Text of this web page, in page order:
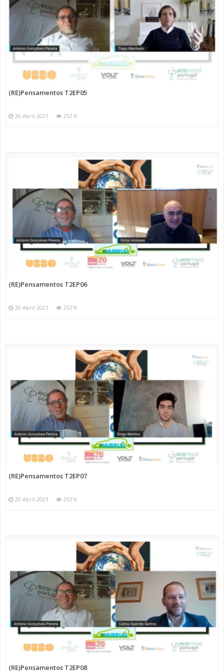
(RE)Pensamentos T2EP05
20 Abril 2021 257 K
(RE)Pensamentos T2EP06
20 Abril 2021 257 K
(RE)Pensamentos T2EP07
20 Abril 2021 257 K
(RE)Pensamentos T2EP08